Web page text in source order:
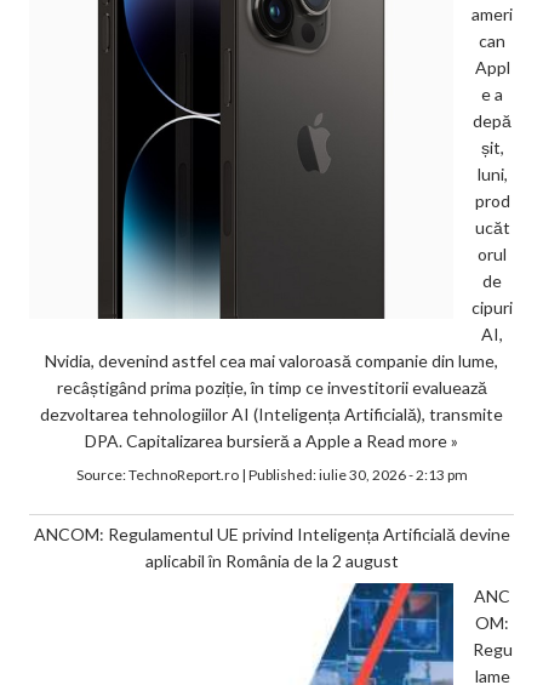
ameri
can
Appl
e a
depă
șit,
luni,
prod
ucăt
orul
de
cipuri
AI,
Nvidia, devenind astfel cea mai valoroasă companie din lume,
recâștigând prima poziție, în timp ce investitorii evaluează
dezvoltarea tehnologiilor AI (Inteligența Artificială), transmite
DPA. Capitalizarea bursieră a Apple a Read more »
Source:TechnoReport.ro| Published:iulie 30, 2026 - 2:13 pm
ANCOM: Regulamentul UE privind Inteligența Artificială devine
aplicabil în România de la 2 august
ANC
OM:
Regu
lame